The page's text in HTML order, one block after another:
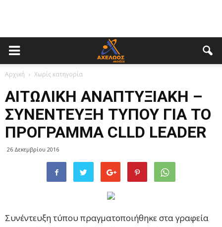
Αρχική Χωρίς κατηγορία
ΑΙΤΩΛΙΚΗ ΑΝΑΠΤΥΞΙΑΚΗ –
ΣΥΝΕΝΤΕΥΞH ΤΥΠΟΥ ΓΙΑ ΤΟ
ΠΡΟΓΡΑΜΜΑ CLLD LEADER
26 Δεκεμβρίου 2016
Συνέντευξη τύπου πραγματοποιήθηκε στα γραφεία